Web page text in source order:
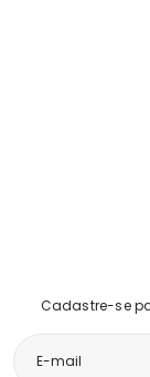
Cadastre-se